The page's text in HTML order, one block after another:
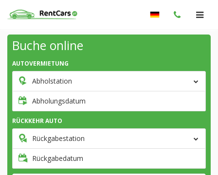
Buche online
AUTOVERMIETUNG
Abholstation
Abholungsdatum
RÜCKKEHR AUTO
Rückgabestation
Rückgabedatum